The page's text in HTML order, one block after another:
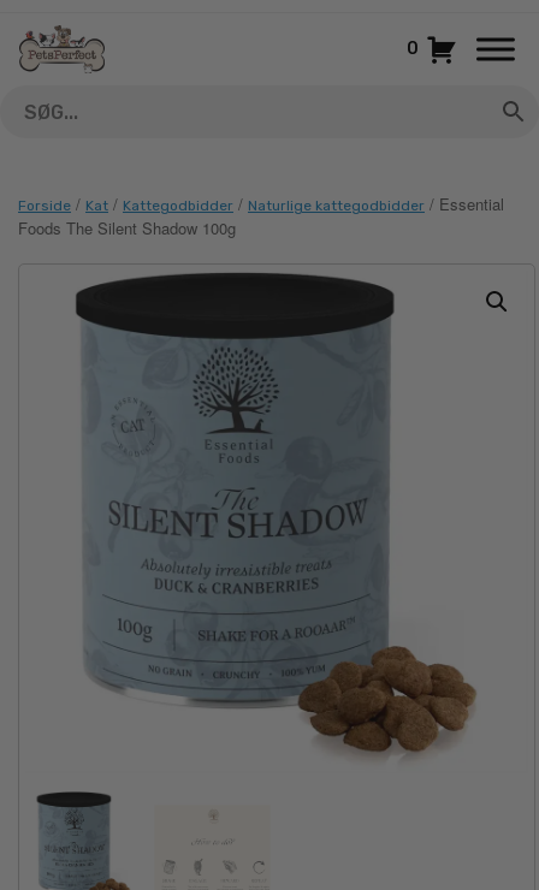
indhold
0
Forside / Kat / Kattegodbidder / Naturlige kattegodbidder / Essential
Foods The Silent Shadow 100g